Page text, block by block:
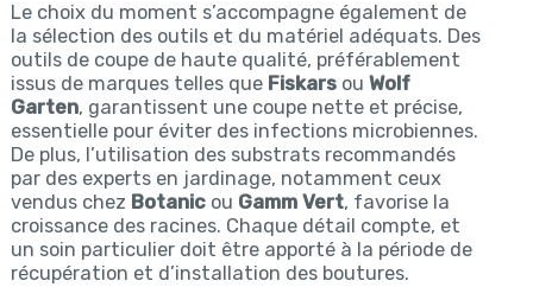
Le choix du moment s’accompagne également de
la sélection des outils et du matériel adéquats. Des
outils de coupe de haute qualité, préférablement
issus de marques telles que Fiskarsou Wolf
Garten, garantissent une coupe nette et précise,
essentielle pour éviter des infections microbiennes.
De plus, l’utilisation des substrats recommandés
par des experts en jardinage, notamment ceux
vendus chez Botanicou Gamm Vert, favorise la
croissance des racines. Chaque détail compte, et
un soin particulier doit être apporté à la période de
récupération et d’installation des boutures.